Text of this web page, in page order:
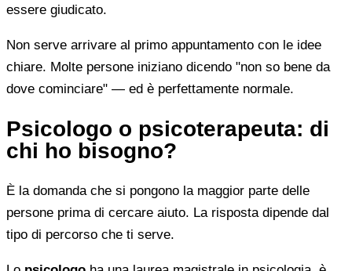
essere giudicato.
Non serve arrivare al primo appuntamento con le idee
chiare. Molte persone iniziano dicendo "non so bene da
dove cominciare" — ed è perfettamente normale.
Psicologo o psicoterapeuta: di
chi ho bisogno?
È la domanda che si pongono la maggior parte delle
persone prima di cercare aiuto. La risposta dipende dal
tipo di percorso che ti serve.